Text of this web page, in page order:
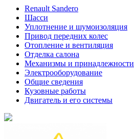
Renault Sandero
Шасси
Уплотнение и шумоизоляция
Привод передних колес
Отопление и вентиляция
Отделка салона
Механизмы и принадлежности
Электрооборудование
Общие сведения
Кузовные работы
Двигатель и его системы